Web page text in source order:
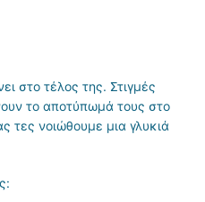
στο τέλος της. Στιγμές
το αποτύπωμά τους στο
τες νοιώθουμε μια γλυκιά